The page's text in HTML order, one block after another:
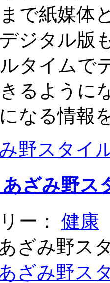
で紙媒体
ジタル版
タイムで
るように
なる情報
み野スタイ
ざみ野ス
ー： 健康
ざみ野ス
ざみ野ス